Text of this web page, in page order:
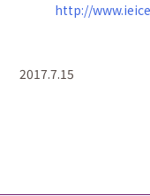
http://
2017.7.15